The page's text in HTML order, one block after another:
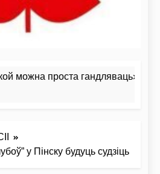
можна проста гандляваць»У
у Пінску будуць судзіць